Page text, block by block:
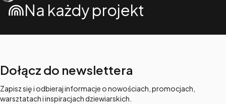
Na każdy projekt
Dołącz do newslettera
Zapisz się i odbieraj informacje o nowościach, promocjach,
warsztatach i inspiracjach dziewiarskich.